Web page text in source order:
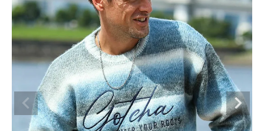
ブランドメニュー
新着アイテム
カテゴリー
スタイリング
ニュース・特集